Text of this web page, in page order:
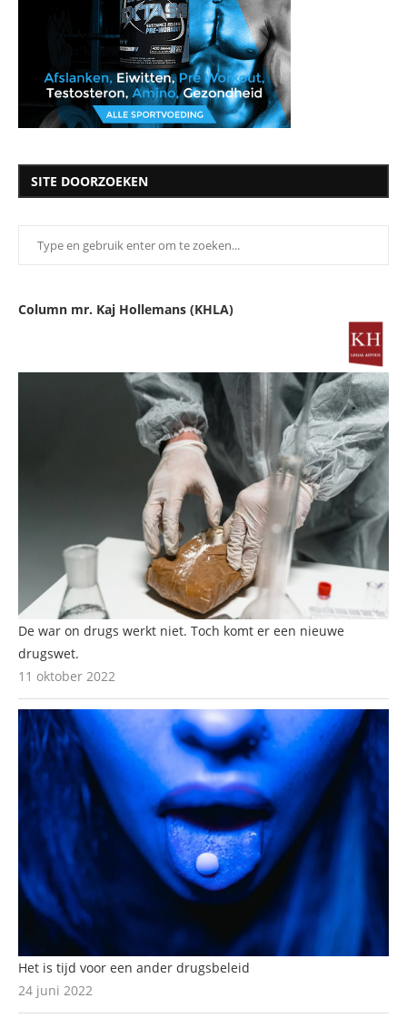
SITE DOORZOEKEN
Column mr. Kaj Hollemans (KHLA)
De war on drugs werkt niet. Toch komt er een nieuwe
drugswet.
11 oktober 2022
Het is tijd voor een ander drugsbeleid
24 juni 2022